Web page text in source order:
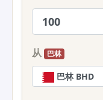
从 巴林
巴林 BHD